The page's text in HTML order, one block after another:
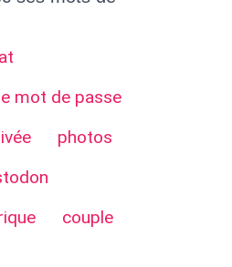
mot de passe
photos
couple